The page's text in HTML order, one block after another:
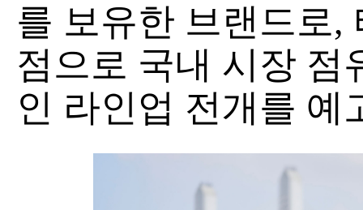
를 보유한 브랜드로,
점으로 국내 시장 점
인 라인업 전개를 예